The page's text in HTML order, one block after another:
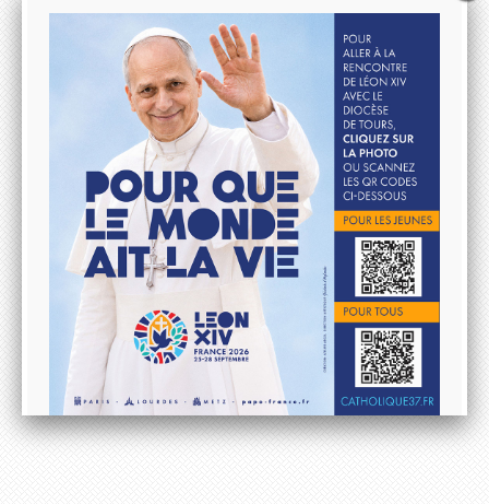
Donner au Denier
10 & 20 km de Tours
Lutter contre les ABUS SEXUELS dans l'Eglise
Aller à la rencontre du Pape